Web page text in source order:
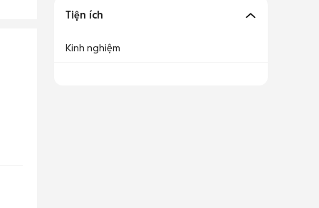
Tiện ích
Kinh nghiệm